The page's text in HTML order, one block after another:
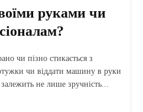
руками чи
чи пізно стикається з
чи віддати машину в руки
не лише зручність...